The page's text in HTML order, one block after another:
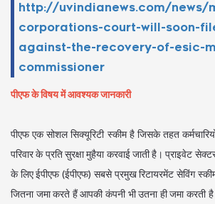
http://uvindianews.com/news/
corporations-court-will-soon-
against-the-recovery-of-esic-
commissioner
पीएफ के विषय में आवश्यक जानकारी
पीएफ एक सोशल सिक्यूरिटी स्कीम है जिसके तहत
परिवार के प्रति सुरक्षा मुहैया करवाई जाती है। प्राइवेट
के लिए ईपीएफ (ईपीएफ) सबसे प्रमुख रिटायरमेंट सेविंग
जितना जमा करते हैं आपकी कंपनी भी उतना ही जमा करती